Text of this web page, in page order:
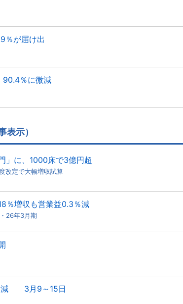
％が届け出
90.4％に微減
表示）
」に、1000床で3億円超
改定で大幅増収試算
％増収も営業益0.3％減
26年3月期
減 3月9～15日